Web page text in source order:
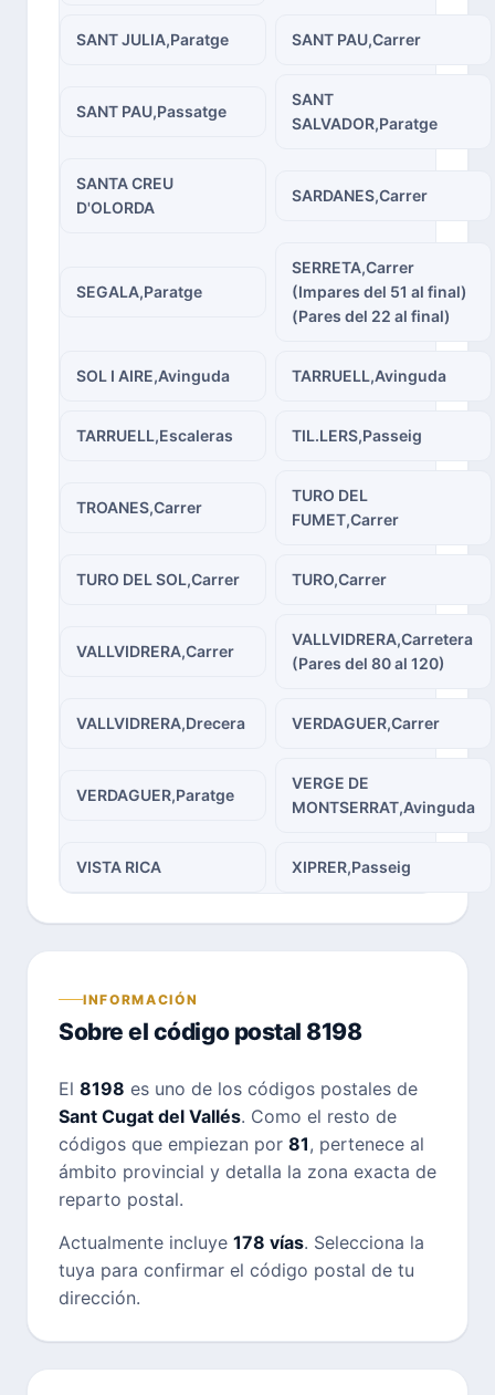
SANT JULIA,Paratge SANT PAU,Carrer
SANT PAU,Passatge
SANT
SALVADOR,Paratge
SANTA CREU
D'OLORDA
SARDANES,Carrer
SEGALA,Paratge
SERRETA,Carrer
(Impares del 51 al final)
(Pares del 22 al final)
SOL I AIRE,Avinguda TARRUELL,Avinguda
TARRUELL,Escaleras TIL.LERS,Passeig
TROANES,Carrer
TURO DEL
FUMET,Carrer
TURO DEL SOL,Carrer TURO,Carrer
VALLVIDRERA,Carrer
VALLVIDRERA,Carretera
(Pares del 80 al 120)
VALLVIDRERA,Drecera VERDAGUER,Carrer
VERDAGUER,Paratge
VERGE DE
MONTSERRAT,Avinguda
VISTA RICA XIPRER,Passeig
INFORMACIÓN
Sobre el código postal 8198
El 8198 es uno de los códigos postales de
Sant Cugat del Vallés. Como el resto de
códigos que empiezan por 81, pertenece al
ámbito provincial y detalla la zona exacta de
reparto postal.
Actualmente incluye 178 vías. Selecciona la
tuya para confirmar el código postal de tu
dirección.